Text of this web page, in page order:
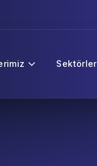
Sektörler